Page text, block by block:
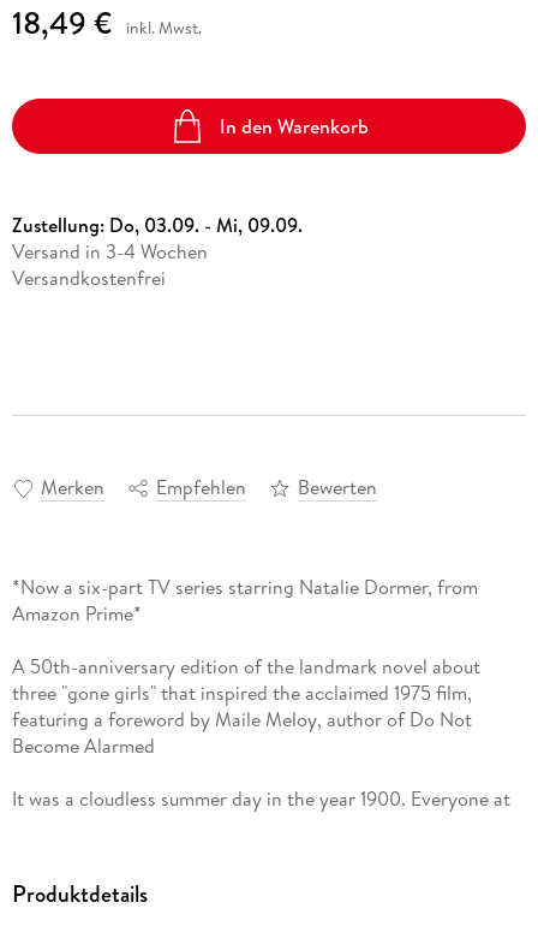
18,49 € inkl. Mwst.
In den Warenkorb
Zustellung: Do, 03.09. - Mi, 09.09.
Versand in 3-4 Wochen
Versandkostenfrei
Merken Empfehlen Bewerten
*Now a six-part TV series starring Natalie Dormer, from
Amazon Prime*
A 50th-anniversary edition of the landmark novel about
three "gone girls" that inspired the acclaimed 1975 film,
featuring a foreword by Maile Meloy, author of Do Not
Become Alarmed
It was a cloudless summer day in the year 1900. Everyone at
through the scrub into the shadows of the secluded volcanic
Produktdetails